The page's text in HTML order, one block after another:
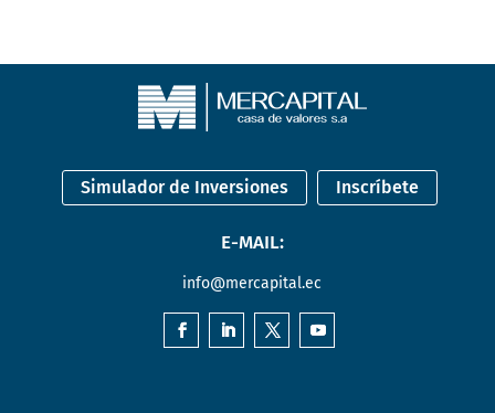
Simulador de Inversiones Inscríbete
E-MAIL:
info@mercapital.ec